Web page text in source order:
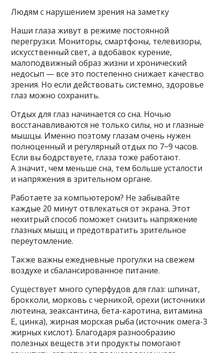
Людям с нарушением зрения на заметку
Наши глаза живут в режиме постоянной
перегрузки. Мониторы, смартфоны, телевизоры,
искусственный свет, а вдобавок курение,
малоподвижный образ жизни и хронический
недосып — все это постепенно снижает качество
зрения. Но если действовать системно, здоровье
глаз можно сохранить.
Отдых для глаз начинается со сна. Ночью
восстанавливаются не только силы, но и глазные
мышцы. Именно поэтому глазам очень нужен
полноценный и регулярный отдых по 7−9 часов.
Если вы бодрствуете, глаза тоже работают.
А значит, чем меньше сна, тем больше усталости
и напряжения в зрительном органе.
Работаете за компьютером? Не забывайте
каждые 20 минут отвлекаться от экрана. Этот
нехитрый способ поможет снизить напряжение
глазных мышц и предотвратить зрительное
переутомление.
Также важны ежедневные прогулки на свежем
воздухе и сбалансированное питание.
Существует много суперфудов для глаз: шпинат,
брокколи, морковь с черникой, орехи (источники
лютеина, зеаксантина, бета-каротина, витамина
Е, цинка), жирная морская рыба (источник омега-3
жирных кислот). Благодаря разнообразию
полезных веществ эти продукты помогают